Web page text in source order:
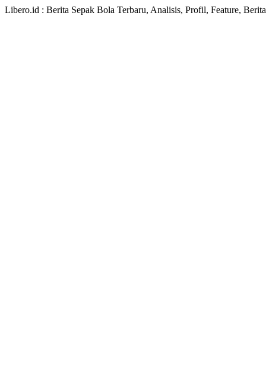
Libero.id : Berita Sepak Bola Terbaru, Analisis, Profil, Feature,